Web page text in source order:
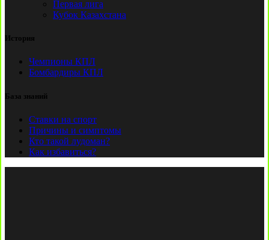
Первая лига
Кубок Казахстана
История
Чемпионы КПЛ
Бомбардиры КПЛ
База знаний
Ставки на спорт
Причины и симптомы
Кто такой лудоман?
Как избавиться?